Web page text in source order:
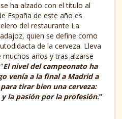
ha alzado con el título al
España de este año es
del restaurante La
quien se define como
de la cerveza. Lleva
años y tras alzarse
El nivel del campeonato ha
venía a la final a Madrid a
tirar bien una cerveza:
la pasión por la profesión.”